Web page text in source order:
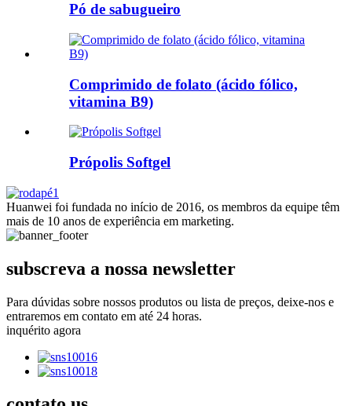
Pó de sabugueiro
Comprimido de folato (ácido fólico,
vitamina B9)
Própolis Softgel
Huanwei foi fundada no início de 2016, os membros da equipe têm
mais de 10 anos de experiência em marketing.
subscreva a nossa newsletter
Para dúvidas sobre nossos produtos ou lista de preços, deixe-nos e
entraremos em contato em até 24 horas.
inquérito agora